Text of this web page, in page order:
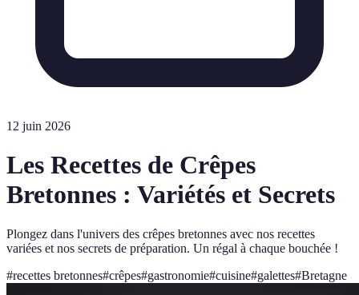
12 juin 2026
Les Recettes de Crêpes
Bretonnes : Variétés et Secrets
Plongez dans l'univers des crêpes bretonnes avec nos recettes
variées et nos secrets de préparation. Un régal à chaque bouchée !
#recettes bretonnes#crêpes#gastronomie#cuisine#galettes#Bretagne